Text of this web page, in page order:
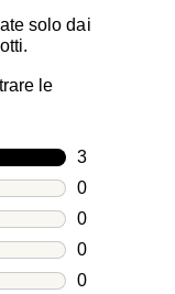
solo dai
le
3
3
0
0
0
0
0
0
0